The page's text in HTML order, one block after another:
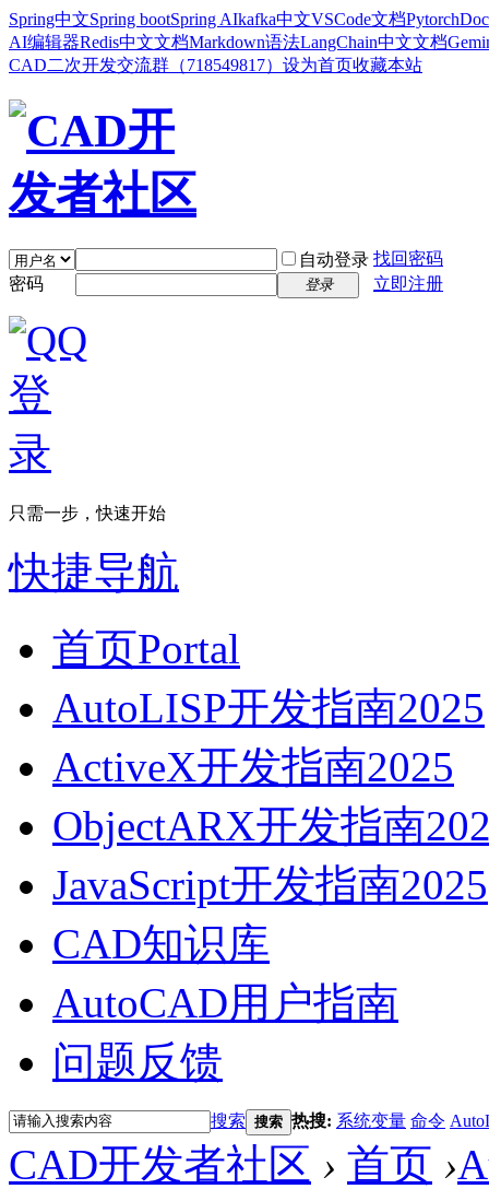
Spring中文Spring bootSpring AIkafka中文VSCode文档Pytorch
AI编辑器Redis中文文档Markdown语法LangChain中文文档
CAD二次开发交流群（718549817） 设为首页收藏本站
自动登录 找回密码
密码
登录 立即注册
只需一步，快速开始
快捷导航
首页Portal
AutoLISP开发指南2025
ActiveX开发指南2025
ObjectARX开发指南
JavaScript开发指南2025
CAD知识库
AutoCAD用户指南
问题反馈
搜索 搜索 热搜: 系统变量 命令
CAD开发者社区 › 首页 ›